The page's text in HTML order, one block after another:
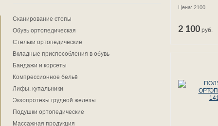
Сканирование стопы
Обувь ортопедическая
Стельки ортопедические
Вкладные приспособления в обувь
Бандажи и корсеты
Компрессионное бельё
Лифы, купальники
Экзопротезы грудной железы
Подушки ортопедические
Массажная продукция
Цена: 2100
2 100руб.